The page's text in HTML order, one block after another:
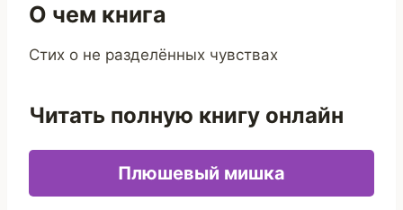
О чем книга
Стих о не разделённых чувствах
Читать полную книгу онлайн
Плюшевый мишка